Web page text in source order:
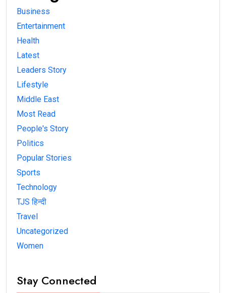
Business
Entertainment
Health
Latest
Leaders Story
Lifestyle
Middle East
Most Read
People's Story
Politics
Popular Stories
Sports
Technology
TJS हिन्दी
Travel
Uncategorized
Women
Stay Connected